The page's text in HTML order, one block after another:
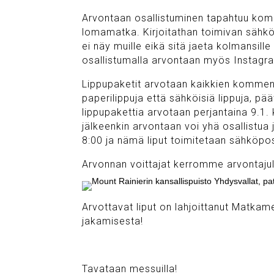
Arvontaan osallistuminen tapahtuu
lomamatka. Kirjoitathan toimivan
ei näy muille eikä sitä jaeta
osallistumalla arvontaan myös
Lippupaketit arvotaan kaikkien
paperilippuja että sähköisiä lippuja,
lippupakettia arvotaan perjantaina
jälkeenkin arvontaan voi yhä
8:00 ja nämä liput toimitetaan
Arvonnan voittajat kerromme
Arvottavat liput on lahjoittanut
jakamisesta!
Tavataan messuilla!